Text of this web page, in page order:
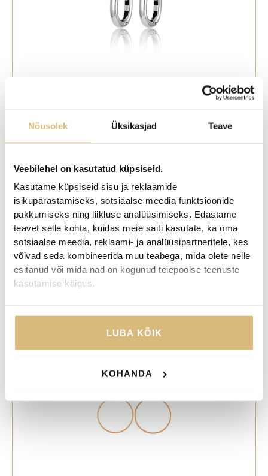
Nõusolek Üksikasjad Teave
Veebilehel on kasutatud küpsiseid.
Kasutame küpsiseid sisu ja reklaamide
isikupärastamiseks, sotsiaalse meedia funktsioonide
pakkumiseks ning liikluse analüüsimiseks. Edastame
teavet selle kohta, kuidas meie saiti kasutate, ka oma
sotsiaalse meedia, reklaami- ja analüüsipartneritele, kes
võivad seda kombineerida muu teabega, mida olete neile
esitanud või mida nad on kogunud teiepoolse teenuste
kasutamise käigus.
LUBA KÕIK
KOHANDA
49,00€
Kõrvarõngad hõbe 15 mm
€